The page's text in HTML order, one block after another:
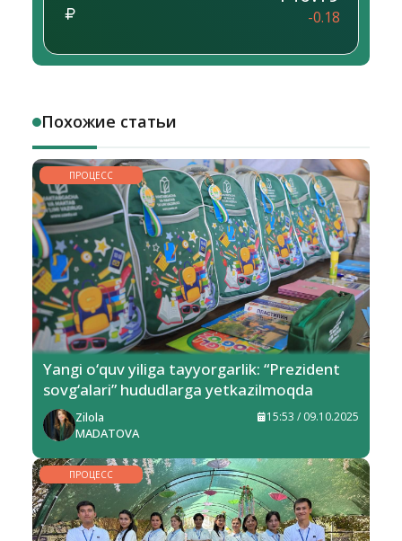
-0.18
Похожие статьи
ПРОЦЕСС
Yangi o‘quv yiliga tayyorgarlik: “Prezident
sovg‘alari” hududlarga yetkazilmoqda
Zilola
MADATOVA
15:53 / 09.10.2025
ПРОЦЕСС